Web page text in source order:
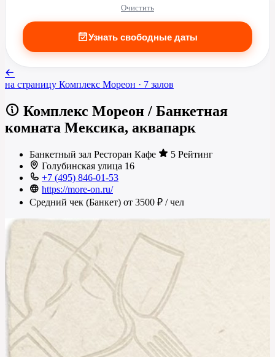
Очистить
Узнать свободные даты
на страницу Комплекс Мореон · 7 залов
Комплекс Мореон / Банкетная
комната Мексика, аквапарк
Банкетный зал Ресторан Кафе
5 Рейтинг
Голубинская улица 16
+7 (495) 846-01-53
https://more-on.ru/
Средний чек (Банкет) от 3500 ₽ / чел